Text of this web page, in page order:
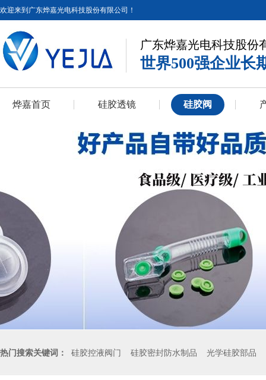
欢迎来到广东烨嘉光电科技股份有限公司！
广东烨嘉光电科技股份
世界500强企业长
烨嘉首页 硅胶透镜 硅胶阀
热门搜索关键词： 硅胶控液阀门 硅胶密封防水制品 光学硅胶部品